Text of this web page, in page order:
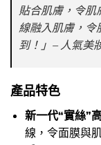
貼合肌膚，令
線融入肌膚，令
到！」– 人氣美
產品特色
新一代“實絲”
線，令面膜與